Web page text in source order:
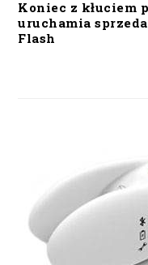
Koniec z kłuciem
uruchamia
Flash